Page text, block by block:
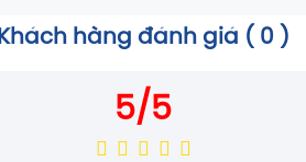
Khách hàng đánh giá ( 0 )
5/5